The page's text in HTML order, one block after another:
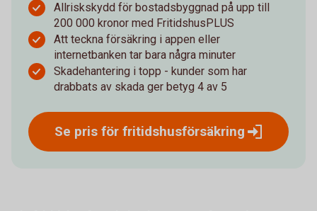
Allriskskydd för bostadsbyggnad på upp till
200 000 kronor med FritidshusPLUS
Att teckna försäkring i appen eller
internetbanken tar bara några minuter
Skadehantering i topp - kunder som har
drabbats av skada ger betyg 4 av 5
Se pris för fritidshusförsäkring